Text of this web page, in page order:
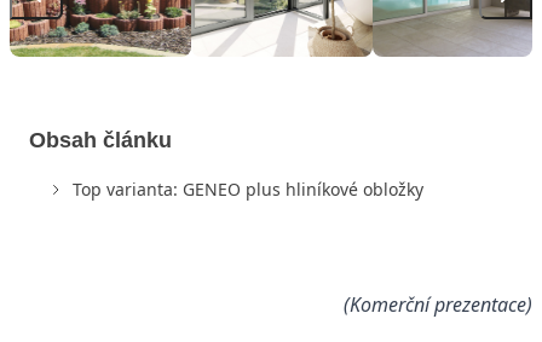
Obsah článku
Top varianta: GENEO plus hliníkové obložky
(Komerční prezentace)